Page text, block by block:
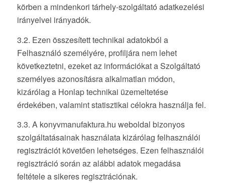
körben a mindenkori tárhely-szolgáltató adatkezelési
irányelvei irányadók.
3.2. Ezen összesített technikai adatokból a
Felhasználó személyére, profiljára nem lehet
következtetni, ezeket az információkat a Szolgáltató
személyes azonosításra alkalmatlan módon,
kizárólag a Honlap technikai üzemeltetése
érdekében, valamint statisztikai célokra használja fel.
3.3. A konyvmanufaktura.hu weboldal bizonyos
szolgáltatásainak használata kizárólag felhasználói
regisztrációt követően lehetséges. Ezen felhasználói
regisztráció során az alábbi adatok megadása
feltétele a sikeres regisztrációnak.